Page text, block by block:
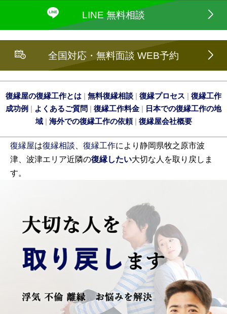
LINE 無料相談
全国対応・無料面談 WEB予約
復縁屋の復縁工作とは | 無料復縁相談 | 復縁プロセス | 復縁工作
成功例 | よくあるご質問 | 復縁工作料金 | 日本での復縁工作の地
域| 海外での復縁工作の依頼| 復縁屋会社概要
復縁屋は復縁相談 復縁工作により静岡県牧之原市波
津、波津エリア近隣の復縁したい大切な人を取り戻しま
す。